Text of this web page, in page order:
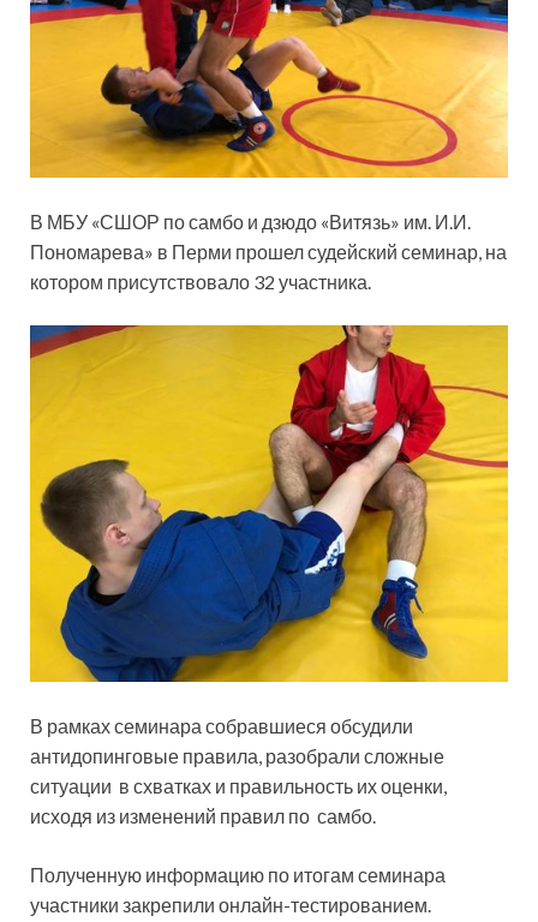
В МБУ «СШОР по самбо и дзюдо «Витязь» им. И.И.
Пономарева» в Перми прошел судейский семинар, на
котором присутствовало 32 участника.
В рамках семинара собравшиеся обсудили
антидопинговые правила, разобрали сложные
ситуации в схватках и правильность ихоценки,
исходя из изменений правил по самбо.
Полученную информацию по итогам семинара
участники закрепили онлайн-тестированием.